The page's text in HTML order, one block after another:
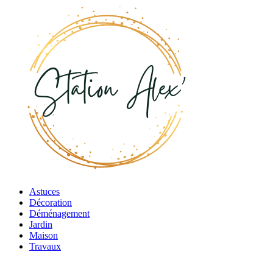
Astuces
Décoration
Déménagement
Jardin
Maison
Travaux